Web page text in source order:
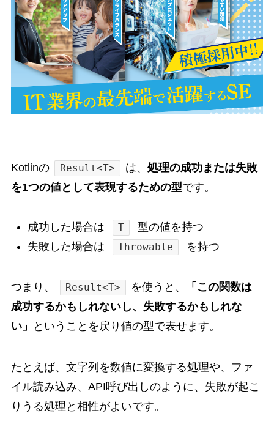
Kotlinの Result<T> は、処理の成功または失敗
を1つの値として表現するための型です。
成功した場合は T
型の値を持つ
失敗した場合は
Throwable を持つ
つまり、 Result<T> を使うと、
「この関数は
成功するかもしれないし、失敗するかもしれな
い」
ということを戻り値の型で表せます。
たとえば、文字列を数値に変換する処理や、ファ
イル読み込み、API呼び出しのように、失敗が起こ
りうる処理と相性がよいです。